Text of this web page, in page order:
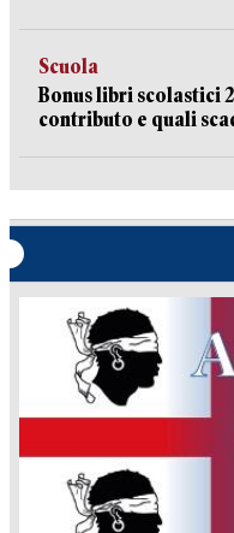
Scuola
Bonus libri scolastici
contributo e quali